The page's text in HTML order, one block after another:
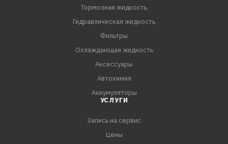
Тормозная жидкость
Гидравлическая жидкость
Фильтры
Охлаждающая жидкость
Аксессуары
Автохимия
Аккумуляторы
УСЛУГИ
Запись на сервис
Цены